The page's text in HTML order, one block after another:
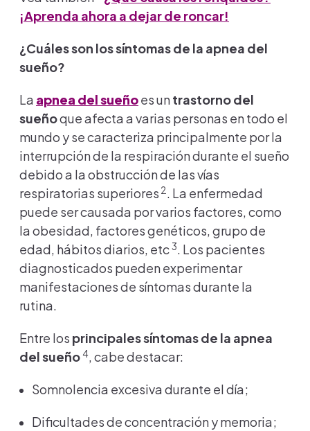
¡Aprenda ahora a dejar de roncar!
¿Cuáles son los síntomas de la apnea del
sueño?
La apnea del sueñoes untrastorno del
sueñoque afecta a varias personas en todo el
mundo y se caracteriza principalmente porla
interrupción de la respiración durante el sueño
debido a la obstrucción de las vías
respiratorias superiores 2. La enfermedad
puede ser causada por varios factores, como
la obesidad, factores genéticos, grupo de
edad, hábitos diarios, etc3. Los pacientes
diagnosticados pueden experimentar
manifestaciones de síntomas durante la
rutina.
Entre los principales síntomas de la apnea
del sueño4, cabe destacar:
Somnolencia excesiva durante el día;
Dificultades de concentración y memoria;